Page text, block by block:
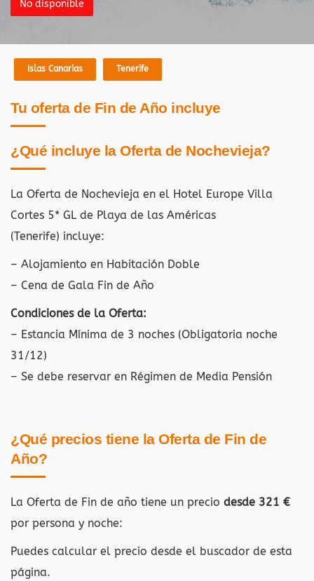
No disponible
Islas Canarias Tenerife
Tu oferta de Fin de Año incluye
¿Qué incluye la Oferta de Nochevieja?
La Oferta de Nochevieja en el Hotel Europe Villa
Cortes 5* GL de Playa de las Américas
(Tenerife) incluye:
– Alojamiento en Habitación Doble
– Cena de Gala Fin de Año
Condiciones de la Oferta:
– Estancia Mínima de 3 noches (Obligatoria noche
31/12)
– Se debe reservar en Régimen de Media Pensión
¿Qué precios tiene la Oferta de Fin de
Año?
La Oferta de Fin de año tiene un precio desde 321 €
por persona y noche:
Puedes calcular el precio desde el buscador de esta
página.